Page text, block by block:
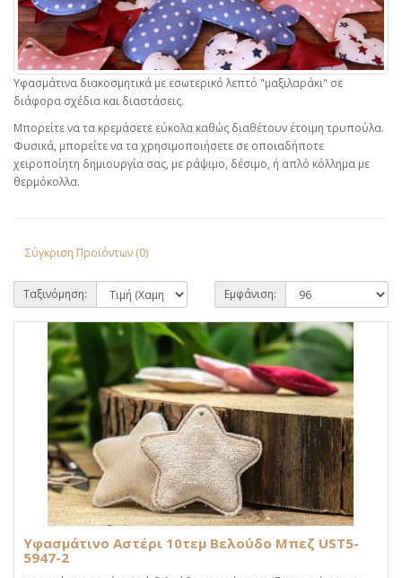
Υφασμάτινα διακοσμητικά με εσωτερικό λεπτό "μαξιλαράκι" σε
διάφορα σχέδια και διαστάσεις.
Μπορείτε να τα κρεμάσετε εύκολα καθώς διαθέτουν έτοιμη τρυπούλα.
Φυσικά, μπορείτε να τα χρησιμοποιήσετε σε οποιαδήποτε
χειροποίητη δημιουργία σας, με ράψιμο, δέσιμο, ή απλό κόλλημα με
θερμόκολλα.
Σύγκριση Προϊόντων (0)
Ταξινόμηση: Εμφάνιση:
Υφασμάτινο Αστέρι 10τεμ Βελούδο Μπεζ UST5-
5947-2